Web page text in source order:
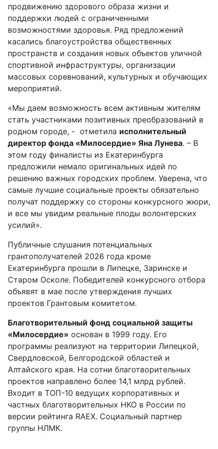
продвижению здорового образа жизни и
поддержки людей с ограниченными
возможностями здоровья. Ряд предложений
касались благоустройства общественных
пространств и создания новых объектов уличной
спортивной инфраструктуры, организации
массовых соревнований, культурных и обучающих
мероприятий.
«Мы даем возможность всем активным жителям
стать участниками позитивных преобразований в
родном городе, - отметила исполнительный
директор фонда «Милосердие» Яна Лунева. – В
этом году финалисты из Екатеринбурга
предложили немало оригинальных идей по
решению важных городских проблем. Уверена, что
самые лучшие социальные проекты обязательно
получат поддержку со стороны конкурсного жюри,
и все мы увидим реальные плоды волонтерских
усилий».
Публичные слушания потенциальных
грантополучателей 2026 года кроме
Екатеринбурга прошли в Липецке, Заринске и
Старом Осколе. Победителей конкурсного отбора
объявят в мае после утверждения лучших
проектов Грантовым комитетом.
Благотворительный фонд социальной защиты
«Милосердие» основан в 1999 году. Его
программы реализуют на территории Липецкой,
Свердловской, Белгородской областей и
Алтайского края. На сотни благотворительных
проектов направлено более 14,1 млрд рублей.
Входит в ТОП-10 ведущих корпоративных и
частных благотворительных НКО в России по
версии рейтинга RAEX. Социальный партнер
группы НЛМК.